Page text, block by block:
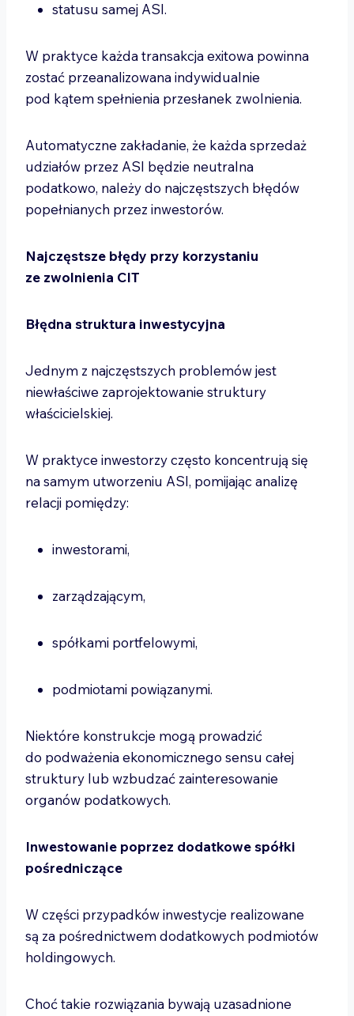
statusu samej ASI.
W praktyce każda transakcja exitowa powinna
zostać przeanalizowana indywidualnie
pod kątem spełnienia przesłanek zwolnienia.
Automatyczne zakładanie, że każda sprzedaż
udziałów przez ASI będzie neutralna
podatkowo, należy do najczęstszych błędów
popełnianych przez inwestorów.
Najczęstsze błędy przy korzystaniu
ze zwolnienia CIT
Błędna struktura inwestycyjna
Jednym z najczęstszych problemów jest
niewłaściwe zaprojektowanie struktury
właścicielskiej.
W praktyce inwestorzy często koncentrują się
na samym utworzeniu ASI, pomijając analizę
relacji pomiędzy:
inwestorami,
zarządzającym,
spółkami portfelowymi,
podmiotami powiązanymi.
Niektóre konstrukcje mogą prowadzić
do podważenia ekonomicznego sensu całej
struktury lub wzbudzać zainteresowanie
organów podatkowych.
Inwestowanie poprzez dodatkowe spółki
pośredniczące
W części przypadków inwestycje realizowane
są za pośrednictwem dodatkowych podmiotów
holdingowych.
Choć takie rozwiązania bywają uzasadnione